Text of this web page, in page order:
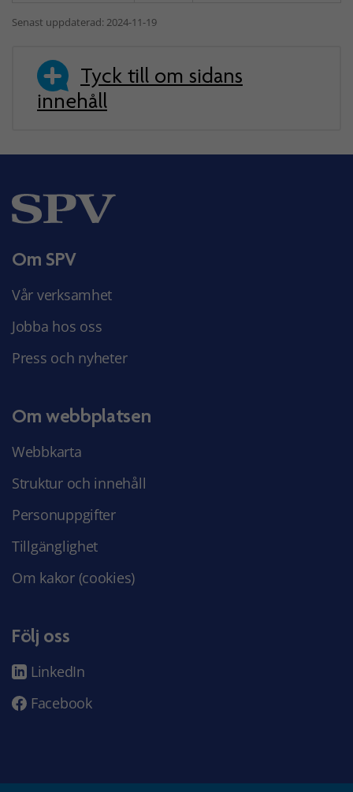
Senast uppdaterad: 2024-11-19
Tyck till om sidans
innehåll
Om SPV
Vår verksamhet
Jobba hos oss
Press och nyheter
Om webbplatsen
Webbkarta
Struktur och innehåll
Personuppgifter
Tillgänglighet
Om kakor (cookies)
Följ oss
LinkedIn
Facebook